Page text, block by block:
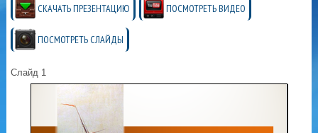
СКАЧАТЬ ПРЕЗЕНТАЦИЮ ПОСМОТРЕТЬ ВИДЕО
ПОСМОТРЕТЬ СЛАЙДЫ
Слайд 1